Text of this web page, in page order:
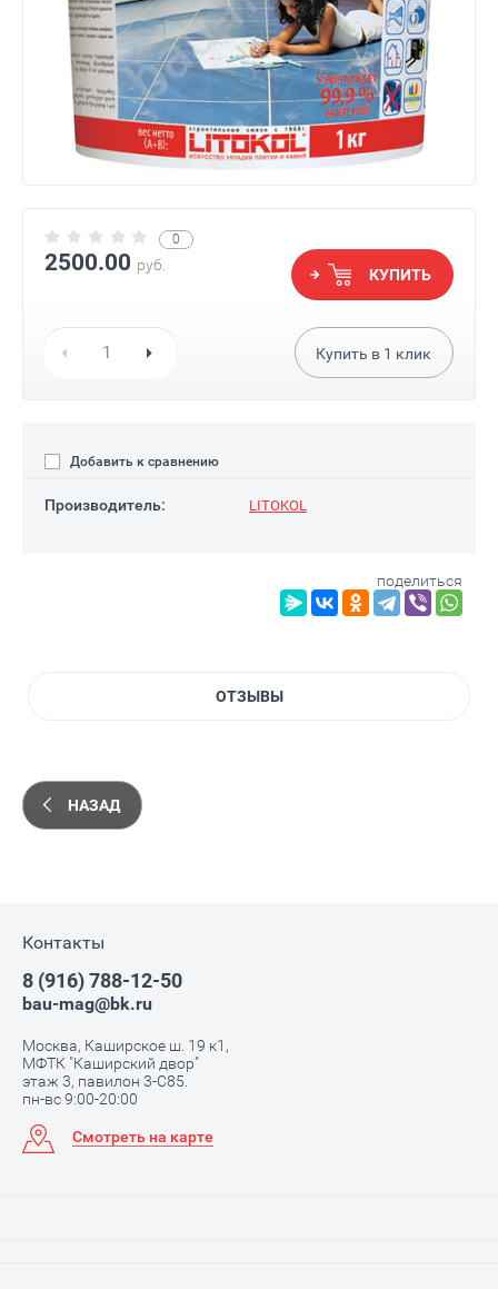
0
2500.00 руб.
КУПИТЬ
Купить в 1 клик
Добавить к сравнению
Производитель: LITOKOL
поделиться
ОТЗЫВЫ
НАЗАД
Контакты
8 (916) 788-12-50
bau-mag@bk.ru
Москва, Каширское ш. 19 к1,
МФТК "Каширский двор"
этаж 3, павилон 3-С85.
пн-вс 9:00-20:00
Смотреть на карте